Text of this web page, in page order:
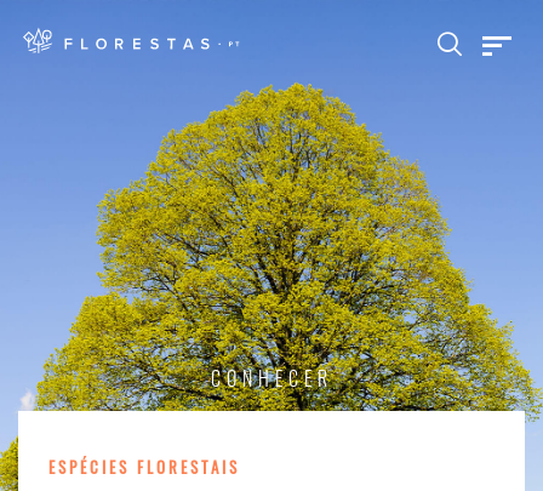
CONHECER
ESPÉCIES FLORESTAIS